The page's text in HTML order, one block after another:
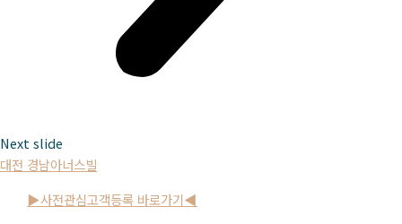
Next slide
대전 경남아너스빌
▶사전관심고객등록 바로가기◀